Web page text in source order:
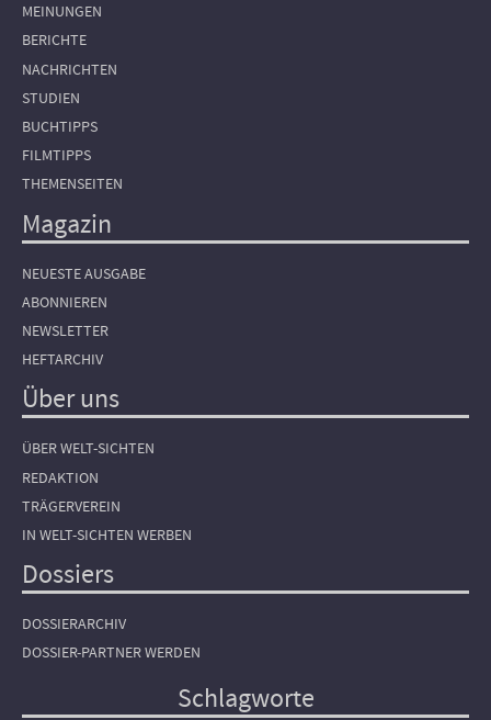
MEINUNGEN
BERICHTE
NACHRICHTEN
STUDIEN
BUCHTIPPS
FILMTIPPS
THEMENSEITEN
Magazin
NEUESTE AUSGABE
ABONNIEREN
NEWSLETTER
HEFTARCHIV
Über uns
ÜBER WELT-SICHTEN
REDAKTION
TRÄGERVEREIN
IN WELT-SICHTEN WERBEN
Dossiers
DOSSIERARCHIV
DOSSIER-PARTNER WERDEN
Schlagworte